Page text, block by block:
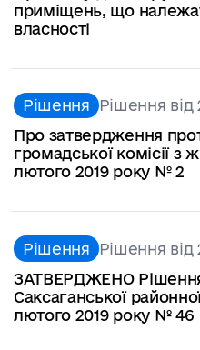
приміщень, що
власності
Рішення Рішення від
Про затвердження
громадської комісії з
лютого 2019 року № 2
Рішення Рішення від
ЗАТВЕРДЖЕНО
Саксаганської
лютого 2019 року № 46